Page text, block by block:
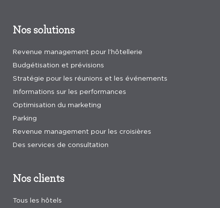
Nos solutions
Revenue management pour l’hôtellerie
Budgétisation et prévisions
Stratégie pour les réunions et les événements
Informations sur les performances
Optimisation du marketing
Parking
Revenue management pour les croisières
Des services de consultation
Nos clients
Tous les hôtels